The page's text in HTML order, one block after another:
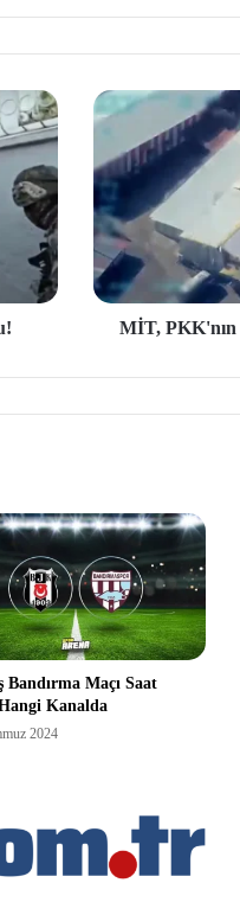
MİT, PKK'nın
Bandırma Maçı Saat
Kanalda
2024